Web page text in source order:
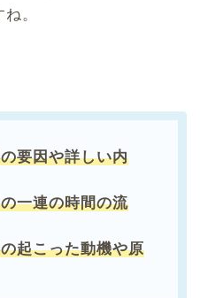
。
要因や詳しい内
一連の時間の流
起こった動機や原